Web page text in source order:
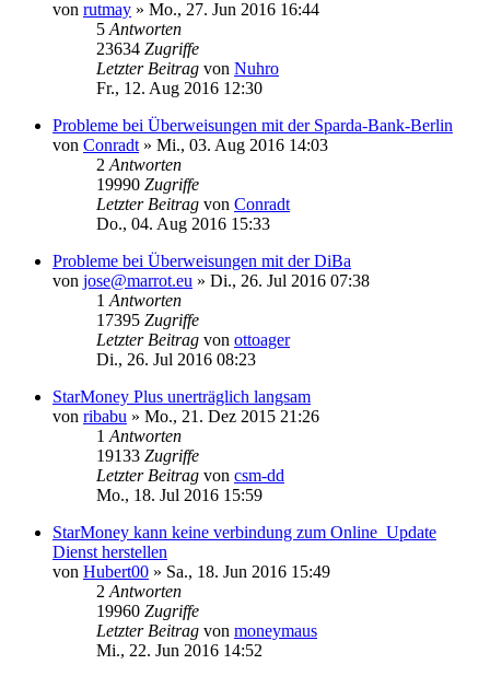
von rutmay » Mo., 27. Jun 2016 16:44
5 Antworten
23634 Zugriffe
Letzter Beitrag von Nuhro
Fr., 12. Aug 2016 12:30
Probleme bei Überweisungen mit der Sparda-Bank-Berlin
von Conradt » Mi., 03. Aug 2016 14:03
2 Antworten
19990 Zugriffe
Letzter Beitrag von Conradt
Do., 04. Aug 2016 15:33
Probleme bei Überweisungen mit der DiBa
von jose@marrot.eu » Di., 26. Jul 2016 07:38
1 Antworten
17395 Zugriffe
Letzter Beitrag von ottoager
Di., 26. Jul 2016 08:23
StarMoney Plus unerträglich langsam
von ribabu » Mo., 21. Dez 2015 21:26
1 Antworten
19133 Zugriffe
Letzter Beitrag von csm-dd
Mo., 18. Jul 2016 15:59
StarMoney kann keine verbindung zum Online_Update
Dienst herstellen
von Hubert00 » Sa., 18. Jun 2016 15:49
2 Antworten
19960 Zugriffe
Letzter Beitrag von moneymaus
Mi., 22. Jun 2016 14:52